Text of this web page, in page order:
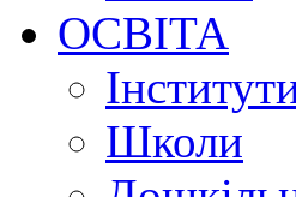
ОСВІТА
Школи